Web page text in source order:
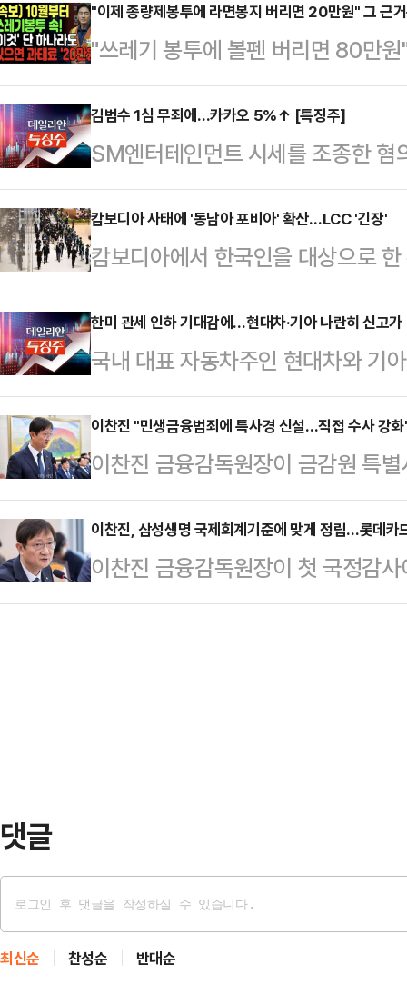
통령실 제1부속실장이 국정감사 기
사안과도 무관치 않다는 분석이다.
김장겸 국민의힘 의원이 21일 성남
직 7급으로 근무했던 배소현 씨는
를 사용하며 9차례나 기기를 변경
부터 동행한 측근이다. …
"이제 종량제봉투에 라면봉지 버리면 20만원" 그 근
"쓰레기 봉투에 볼펜 버리면 80만
만원 과태료"최근 유튜브를 중심으
가짜 뉴스가 확산하고 있다.20일
부 유튜브 영상에 대해 "사실이 아
된 것으로 보이는 한 유튜브 영상
원'이라는 인물이 나와 '라면·과자
용기를 제대로 세척하지 않고 버려
부…
김범수 1심 무죄에…카카오 5%↑ [특징주]
SM엔터테인먼트 시세를 조종한 혐
쇄신위원장이 1심에서 무죄를 선고
다.한국거래소에 따르면, 이날 오
거래일 대비 5.10% 오른 6만
까지 오르기도 했다.법원이 시세 조
가 강하게 반응하는 모양새다.서울
는 이날 오전 자본시장법 위반 혐의
했다.김 위원장은…
캄보디아 사태에 '동남아 포비아' 확산…LCC '긴장'
캄보디아에서 한국인을 대상으로
발생하면서, 국내에서는 동남아 여
이에 동남아 노선을 주요 수익원으
은 혹시 모를 타격에 대비하는 모
선을 운항하는 LCC는 제주항공과
공, 에어프레미아, 에어서울 등이
활발히 진행하며 동남아 노선을 통
공은 이날 부산~…
한미 관세 인하 기대감에…현대차·기아 나란히 신고
국내 대표 자동차주인 현대차와 기
일 한국거래소에 따르면 이날 오전
7.06%(1만7500원) 오른 26만
6000원까지 치솟아 52주 신고가
대비 4.45%(5100원) 오른 11만
만9700원까지 올라 52주 신고가
서 열리는 아시아·태평양경제협력
이찬진 "민생금융범죄에 특사경 신설…직접 수사 강
이찬진 금융감독원장이 금감원 특
해 직접 수사를 강화하겠다고 밝혔
열린 정무위원회 국정감사에서 보
의원 질의에 이같이 답했다.이 원
개편 때 대폭 강화하기 위해 전반적
이찬진, 삼성생명 국제회계기준에 맞게 정립…롯데
이찬진 금융감독원장이 첫 국정감
제기준에 맞춘 ‘정상화’ 방침을 공
댓글
최신순 찬성순 반대순